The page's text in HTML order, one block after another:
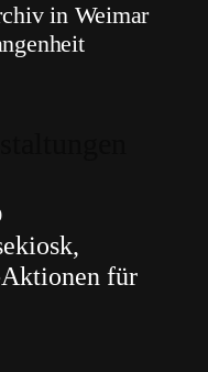
in Weimar
für